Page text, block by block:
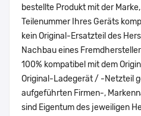
bestellte Produkt mit der
Teilenummer Ihres Geräts
kein Original-Ersatzteil des
Nachbau eines
100% kompatibel mit dem
Original-Ladegerät / -Netzteil
aufgeführten Firmen-,
sind Eigentum des jeweiligen